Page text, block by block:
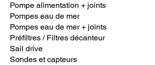
Pompe alimentation + joints
Pompes eau de mer
Pompes eau de mer + joints
Préfiltres / Filtres décanteur
Sail drive
Sondes et capteurs